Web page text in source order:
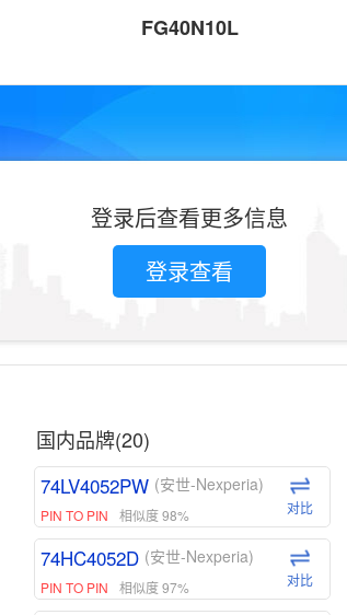
FG40N10L
登录后查看更多信息
登录查看
国内品牌(20)
74LV4052PW (安世-Nexperia)
PIN TO PIN 相似度 98% 对比
74HC4052D (安世-Nexperia)
PIN TO PIN 相似度 97% 对比